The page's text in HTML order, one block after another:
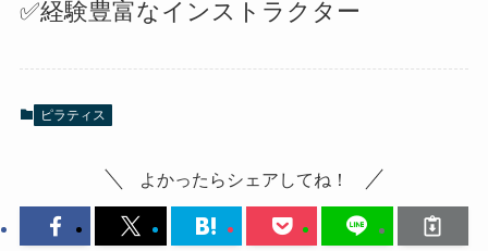
✅経験豊富なインストラクター
ピラティス
よかったらシェアしてね！